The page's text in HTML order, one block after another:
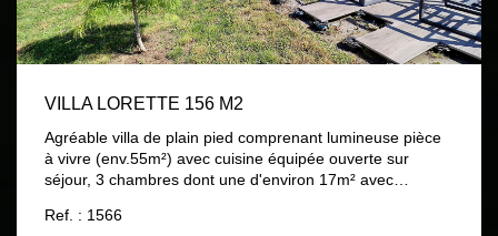
VILLA LORETTE 156 M2
Agréable villa de plain pied comprenant lumineuse pièce
à vivre (env.55m²) avec cuisine équipée ouverte sur
séjour, 3 chambres dont une d'environ 17m² avec
WC, buanderie avec WC (possibilité salle d'eau),
Ref. : 1566